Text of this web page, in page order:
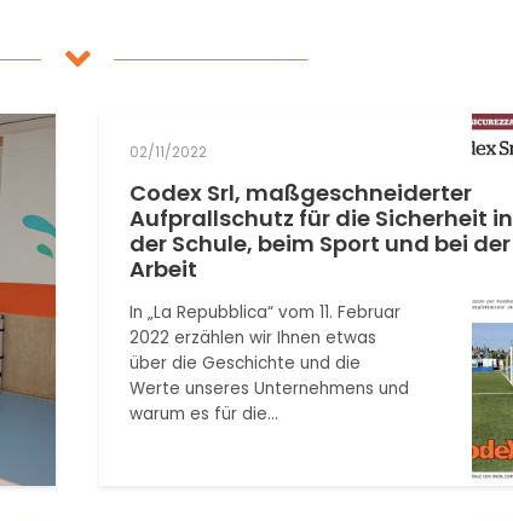
02/11/2022
Codex Srl, maßgeschneiderter
Aufprallschutz für die Sicherheit in
der Schule, beim Sport und bei der
Arbeit
In „La Repubblica“ vom 11. Februar
2022 erzählen wir Ihnen etwas
über die Geschichte und die
Werte unseres Unternehmens und
warum es für die…